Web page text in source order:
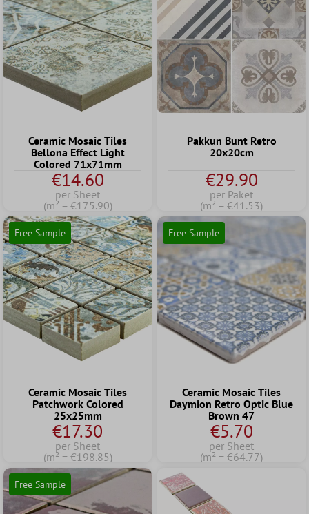
Ceramic Mosaic Tiles
Bellona Effect Light
Colored 71x71mm
€14.60
per Sheet
(m² = €175.90)
Pakkun Bunt Retro
20x20cm
€29.90
per Paket
(m² = €41.53)
Free Sample
Ceramic Mosaic Tiles
Patchwork Colored
25x25mm
€17.30
per Sheet
(m² = €198.85)
Free Sample
Ceramic Mosaic Tiles
Daymion Retro Optic Blue
Brown 47
€5.70
per Sheet
(m² = €64.77)
Free Sample